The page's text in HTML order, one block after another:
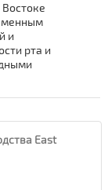
и
рта и
East